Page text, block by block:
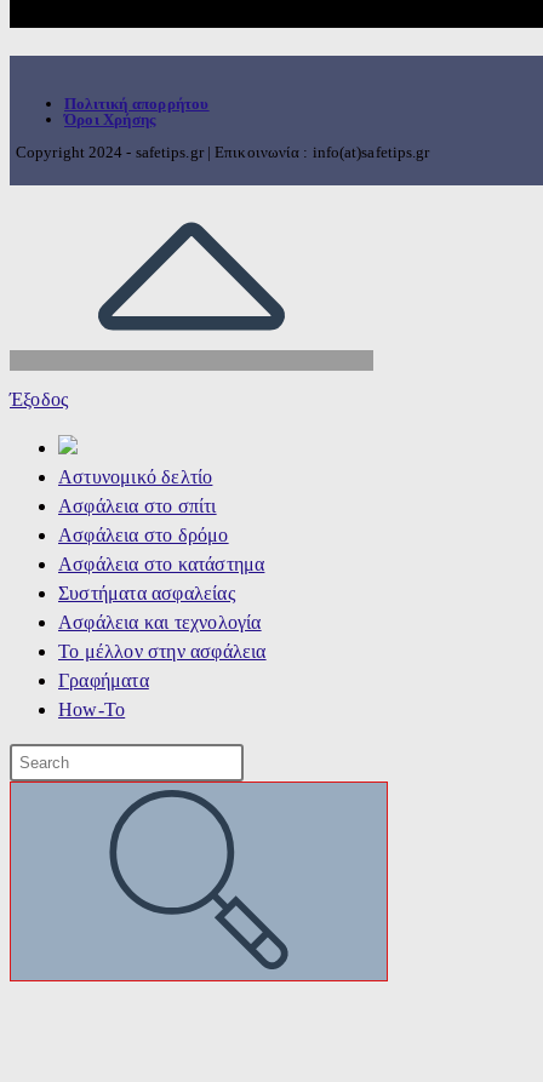
Πολιτική απορρήτου
Όροι Χρήσης
Copyright 2024 - safetips.gr | Επικοινωνία : info(at)safetips.gr
Έξοδος
Αστυνομικό δελτίο
Ασφάλεια στο σπίτι
Ασφάλεια στο δρόμο
Ασφάλεια στο κατάστημα
Συστήματα ασφαλείας
Ασφάλεια και τεχνολογία
Το μέλλον στην ασφάλεια
Γραφήματα
How-To